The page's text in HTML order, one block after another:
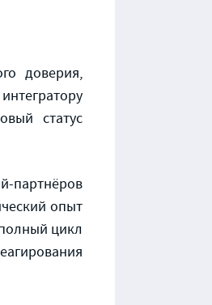
доверия,
статус
партнёров
опыт
цикл